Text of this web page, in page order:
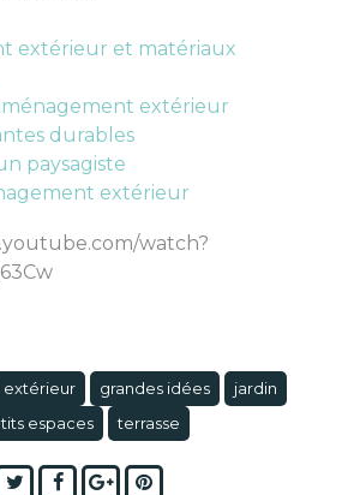
extérieur et matériaux
extérieur
durables
paysagiste
extérieur
watch?
extérieur grandes idées
jardin
espaces
terrasse
TwitterFacebook
Google+Pinterest